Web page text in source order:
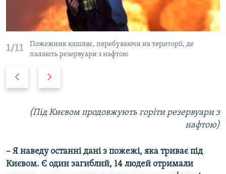
1/11
Пожежник кашляє, перебуваючи на території, де
палають резервуари з нафтою
р
(Під Києвом продовжують горіти резервуари з
нафтою)
– Я наведу останні дані з пожежі, яка триває під
Києвом. Є один загиблий, 14 людей отримали